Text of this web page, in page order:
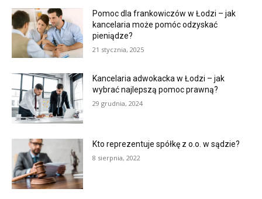
Pomoc dla frankowiczów w Łodzi – jak
kancelaria może pomóc odzyskać
pieniądze?
21 stycznia, 2025
Kancelaria adwokacka w Łodzi – jak
wybrać najlepszą pomoc prawną?
29 grudnia, 2024
Kto reprezentuje spółkę z o.o. w sądzie?
8 sierpnia, 2022